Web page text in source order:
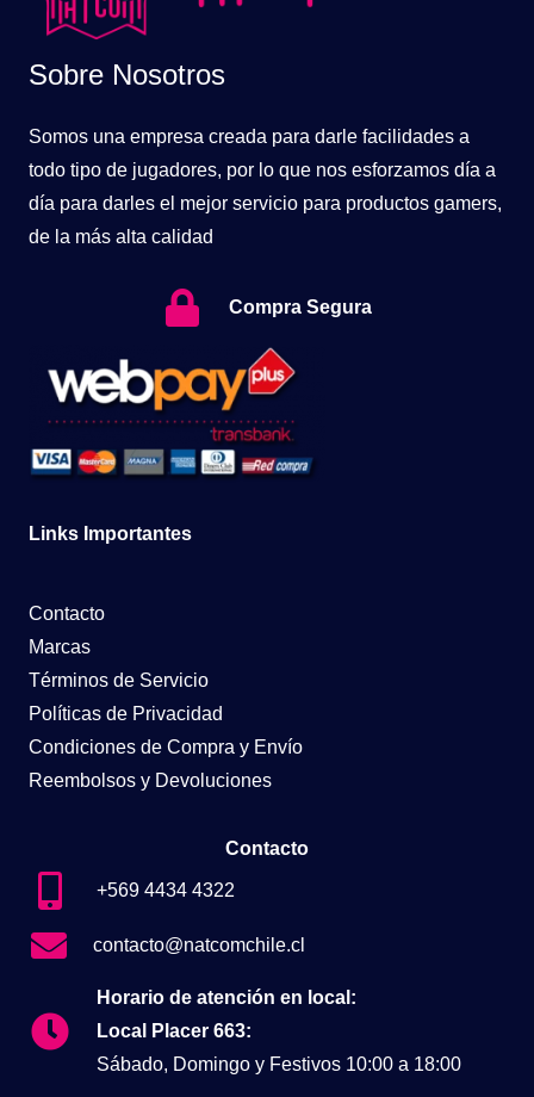
Sobre Nosotros
Somos una empresa creada para darle facilidades a
todo tipo de jugadores, por lo que nos esforzamos día a
día para darles el mejor servicio para productos gamers,
de la más alta calidad
Compra Segura
Links Importantes
Contacto
Marcas
Términos de Servicio
Políticas de Privacidad
Condiciones de Compra y Envío
Reembolsos y Devoluciones
Contacto
+569 4434 4322
contacto@natcomchile.cl
Horario de atención en local:
Local Placer 663:
Sábado, Domingo y Festivos 10:00 a 18:00